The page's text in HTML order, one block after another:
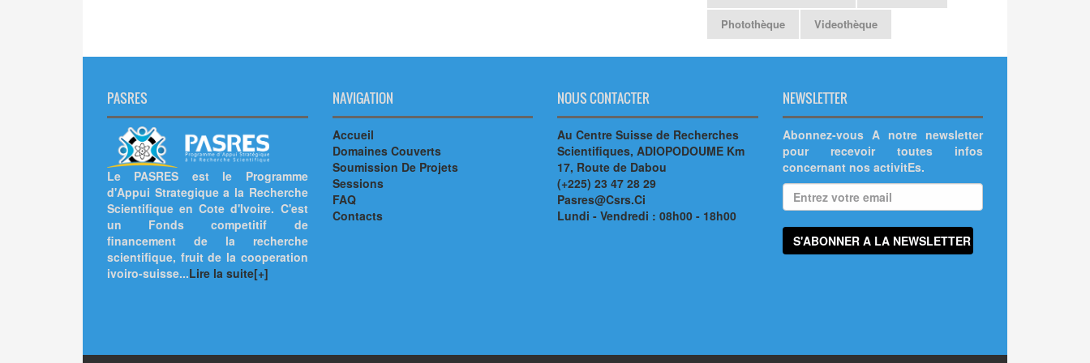
Photothèque
Videothèque
PASRES
Le PASRES est le Programme
d'Appui Strategique a la Recherche
Scientifique en Cote d'Ivoire. C'est
un Fonds competitif de
financement de la recherche
scientifique, fruit de la cooperation
ivoiro-suisse...Lire la suite[+]
NAVIGATION
Accueil
Domaines Couverts
Soumission De Projets
Sessions
FAQ
Contacts
NOUS CONTACTER
Au Centre Suisse de Recherches
Scientifiques, ADIOPODOUME Km
17, Route de Dabou
(+225) 23 47 28 29
Pasres@Csrs.Ci
Lundi - Vendredi : 08h00 - 18h00
NEWSLETTER
Abonnez-vous A notre newsletter
pour recevoir toutes infos
concernant nos activitEs.